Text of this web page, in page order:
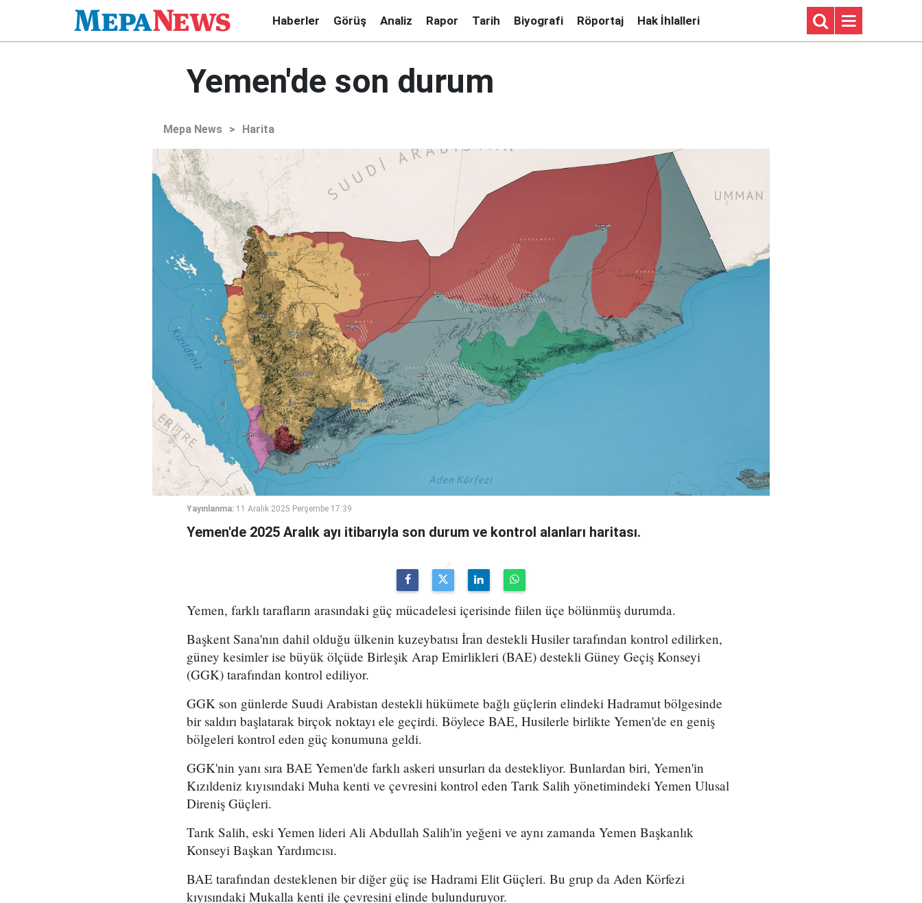
Haberler Görüş Analiz Rapor Tarih Biyografi Röportaj Hak İhlalleri
Yemen'de son durum
Mepa News > Harita
Yayınlanma: 11 Aralık 2025 Perşembe 17:39
Yemen'de 2025 Aralık ayı itibarıyla son durum ve kontrol alanları haritası.
Yemen, farklı tarafların arasındaki güç mücadelesi içerisinde fiilen üçe bölünmüş durumda.
Başkent Sana'nın dahil olduğu ülkenin kuzeybatısı İran destekli Husiler tarafından kontrol edilirken,
güney kesimler ise büyük ölçüde Birleşik Arap Emirlikleri (BAE) destekli Güney Geçiş Konseyi
(GGK) tarafından kontrol ediliyor.
GGK son günlerde Suudi Arabistan destekli hükümete bağlı güçlerin elindeki Hadramut bölgesinde
bir saldırı başlatarak birçok noktayı ele geçirdi. Böylece BAE, Husilerle birlikte Yemen'de en geniş
bölgeleri kontrol eden güç konumuna geldi.
GGK'nin yanı sıra BAE Yemen'de farklı askeri unsurları da destekliyor. Bunlardan biri, Yemen'in
Kızıldeniz kıyısındaki Muha kenti ve çevresini kontrol eden Tarık Salih yönetimindeki Yemen Ulusal
Direniş Güçleri.
Tarık Salih, eski Yemen lideri Ali Abdullah Salih'in yeğeni ve aynı zamanda Yemen Başkanlık
Konseyi Başkan Yardımcısı.
BAE tarafından desteklenen bir diğer güç ise Hadrami Elit Güçleri. Bu grup da Aden Körfezi
kıyısındaki Mukalla kenti ile çevresini elinde bulunduruyor.